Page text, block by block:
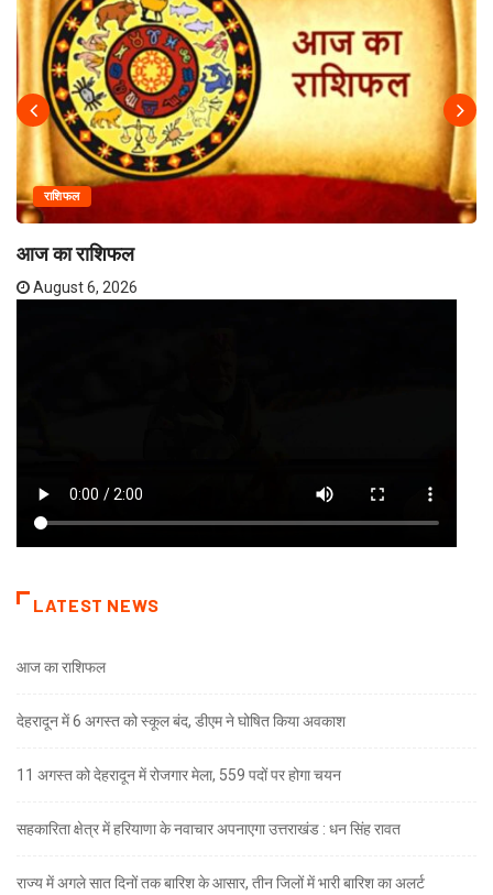
राशिफल
आज का राशिफल
August 6, 2026
LATEST NEWS
आज का राशिफल
देहरादून में 6 अगस्त को स्कूल बंद, डीएम ने घोषित किया अवकाश
11 अगस्त को देहरादून में रोजगार मेला, 559 पदों पर होगा चयन
सहकारिता क्षेत्र में हरियाणा के नवाचार अपनाएगा उत्तराखंड : धन सिंह रावत
राज्य में अगले सात दिनों तक बारिश के आसार, तीन जिलों में भारी बारिश का अलर्ट